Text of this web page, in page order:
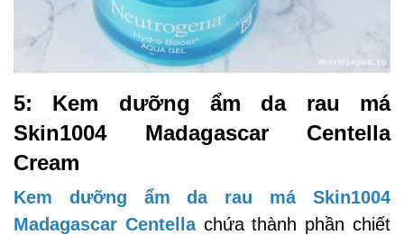
5: Kem dưỡng ẩm da rau má
Skin1004 Madagascar Centella
Cream
Kem dưỡng ẩm da rau má Skin1004
Madagascar Centellachứa thành phần chiết